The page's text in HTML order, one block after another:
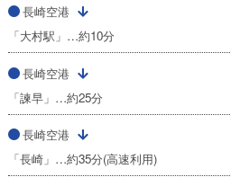
長崎空港
「大村駅」…約10分
長崎空港
「諫早」…約25分
長崎空港
「長崎」…約35分(高速利用)